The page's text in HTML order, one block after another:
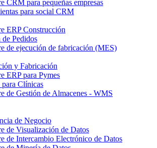
CRM para pequeñas empresas
para social CRM
ERP Construcción
de Pedidos
de ejecución de fabricación (MES)
y Fabricación
ERP para Pymes
Clínicas
de Gestión de Almacenes - WMS
de Negocio
de Visualización de Datos
de Intercambio Electrónico de Datos